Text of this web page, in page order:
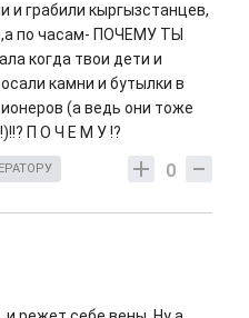
и грабили кыргызстанцев,
по часам- ПОЧЕМУ ТЫ
когда твои дети и
камни и бутылки в
(а ведь они тоже
П О Ч Е М У !?
0